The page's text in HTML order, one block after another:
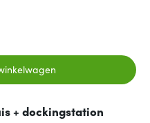
+ dockingstation